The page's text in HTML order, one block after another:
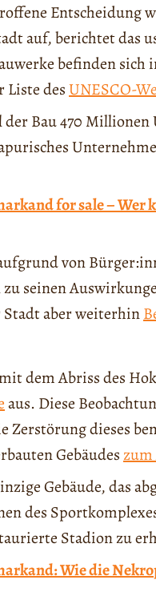
Entscheidung
auf, berichtet das
befinden
Liste desUNESCO-
Bau 470
for sale – Wer
von
seinen
aber weiterhin
dem Abriss des
aus. Diese
Zerstörung dieses
Gebäudeszum
Gebäude, das
des
Stadion zu
Wie die